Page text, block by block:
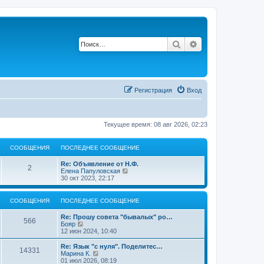
Поиск
Вход
Регистрация
Текущее время: 08 авг 2026, 02:23
СООБЩЕНИЯ ПОСЛЕДНЕЕ СООБЩЕНИЕ
2С
о
П
о
с
л
е
д
е
с
о
о
б
щ
е
Re: Объявление от Н.Ф.
Елена Папуловская
р
е
й
к
с
л
30 окт 2023, 22:17
СООБЩЕНИЯ ПОСЛЕДНЕЕ СООБЩЕНИЕ
566С
о
П
о
с
л
е
д
н
Re: Прошу совета "бывалых" ро…
Бояр
е
р
е
й
т
12 июн 2024, 10:40
14331
П
о
с
Re: Язык "с нуля". Поделитес…
Марина К.
е
01 июл 2026, 08:19